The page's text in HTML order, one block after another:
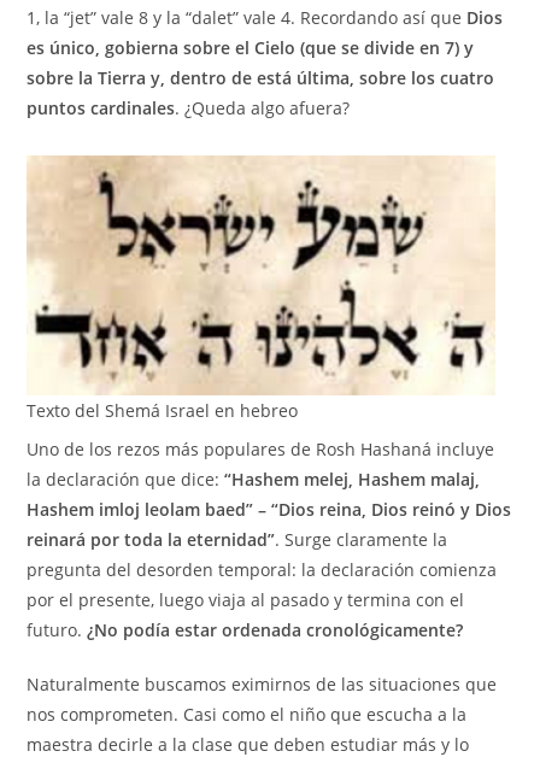
1, la “jet” vale 8 y la “dalet” vale 4. Recordando así que Dios
es único, gobierna sobre el Cielo (que se divide en 7) y
sobre la Tierra y, dentro de está última, sobre los cuatro
puntos cardinales. ¿Queda algo afuera?
Texto del Shemá Israel en hebreo
Uno de los rezos más populares de Rosh Hashaná incluye
la declaración que dice:“Hashem melej, Hashem malaj,
Hashem imloj leolam baed” – “Dios reina, Dios reinó y Dios
reinará por toda la eternidad”. Surge claramente la
pregunta del desorden temporal: la declaración comienza
por el presente, luego viaja al pasado y termina con el
futuro.¿No podía estar ordenada cronológicamente?
Naturalmente buscamos eximirnos de las situaciones que
nos comprometen. Casi como el niño que escucha a la
maestra decirle a la clase que deben estudiar más y lo